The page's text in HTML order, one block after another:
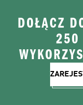
DOŁĄCZ
250